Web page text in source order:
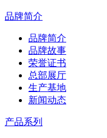
品牌简介
品牌简介
品牌故事
荣誉证书
总部展厅
生产基地
新闻动态
产品系列